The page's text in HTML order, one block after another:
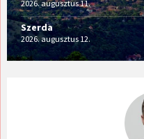
2026. augusztus 11.
Szerda
2026. augusztus 12.